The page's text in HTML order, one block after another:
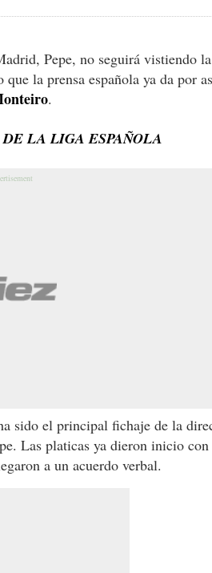
Pepe, no seguirá vistiendo
la prensa española ya da por
.
LA LIGA ESPAÑOLA
sido el principal fichaje de la
Las platicas ya dieron inicio
a un acuerdo verbal.